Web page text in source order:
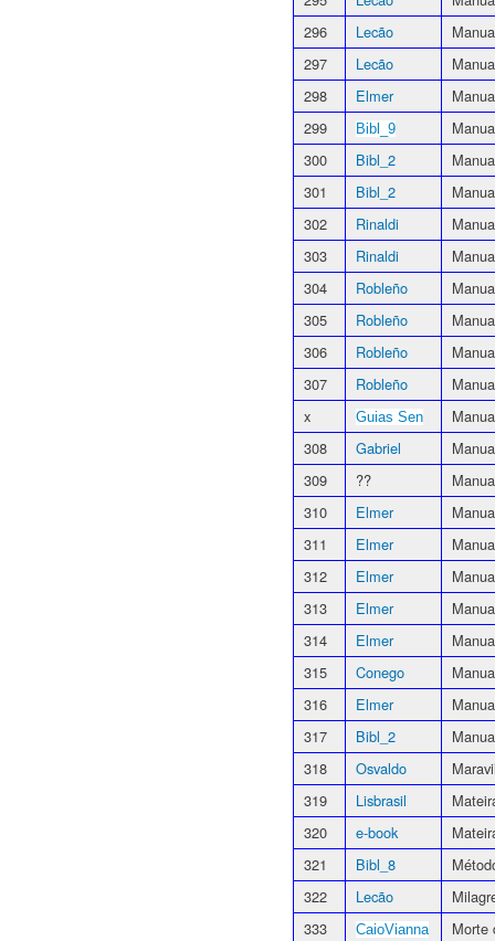
296
Lecão
297
Lecão
298
Elmer
299
Bibl_9
300
Bibl_2
301
Bibl_2
302
Rinaldi
303
Rinaldi
304
Robleño
305
Robleño
306
Robleño
307
Robleño
x
Guias Sen
308
Gabriel
309
??
310
Elmer
311
Elmer
312
Elmer
313
Elmer
314
Elmer
315
Conego
316
Elmer
317
Bibl_2
318
Osvaldo
319
Lisbrasil
320
e-book
321
Bibl_8
322
Lecão
333
CaioVianna
Morte